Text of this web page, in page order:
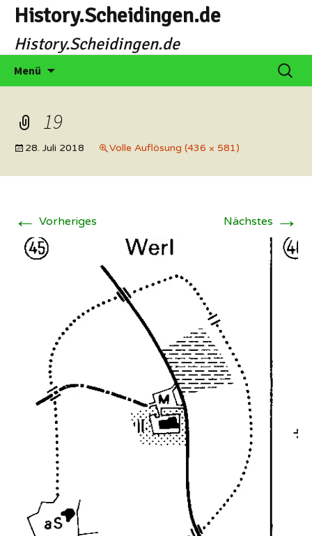
Zum
Inhalt
springen
History.Scheidingen.de
History.Scheidingen.de
Menü
Suchen
nach:
19
28. Juli 2018 Volle Auflösung (436 × 581)
← Vorheriges Nächstes →